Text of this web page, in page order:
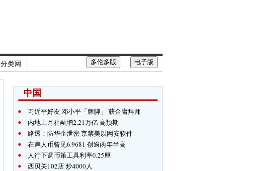
分类网 电子版
多伦多版
中国
习近平好友 邓小平「牌脚」 获金庸拜师
内地上月社融增2.21万亿 高预期
路透：防华企泄密 京禁美以网安软件
在岸人币曾见6.9681 创逾两年半高
人行下调币策工具利率0.25厘
西贝关102店 炒4000人